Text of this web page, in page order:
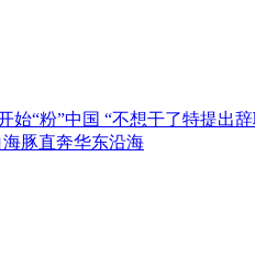
始“粉”中国 “不想干了特提出
豚直奔华东沿海